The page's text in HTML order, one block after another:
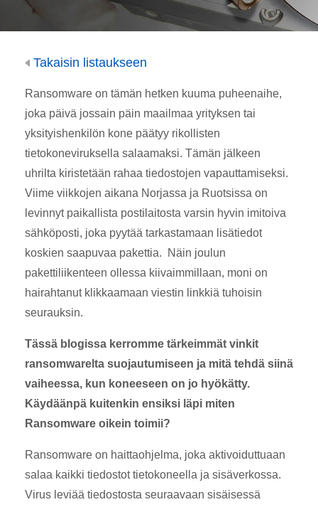
Takaisin listaukseen
Ransomware on tämän hetken kuuma puheenaihe,
joka päivä jossain päin maailmaa yrityksen tai
yksityishenkilön kone päätyy rikollisten
tietokoneviruksella salaamaksi. Tämän jälkeen
uhrilta kiristetään rahaa tiedostojen vapauttamiseksi.
Viime viikkojen aikana Norjassa ja Ruotsissa on
levinnyt paikallista postilaitosta varsin hyvin imitoiva
sähköposti, joka pyytää tarkastamaan lisätiedot
koskien saapuvaa pakettia. Näin joulun
pakettiliikenteen ollessa kiivaimmillaan, moni on
hairahtanut klikkaamaan viestin linkkiä tuhoisin
seurauksin.
Tässä blogissa kerromme tärkeimmät vinkit
ransomwarelta suojautumiseen ja mitä tehdä siinä
vaiheessa, kun koneeseen on jo hyökätty.
Käydäänpä kuitenkin ensiksi läpi miten
Ransomware oikein toimii?
Ransomware on haittaohjelma, joka aktivoiduttuaan
salaa kaikki tiedostot tietokoneella ja sisäverkossa.
Virus leviää tiedostosta seuraavaan sisäisessä